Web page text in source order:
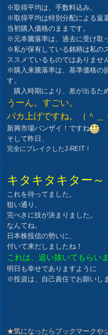
※取得平均は、手数料込み。
※取得平均は特別分配による返
当初購入価格のままです。
※元本騰落率は、過去に受け取
※私が保有している銘柄は私の
ススメているものではありませ
※購入来騰落率は、基準価格の
す。
購入時期により、差が出るた
うーん。すごい。
バカ上げですね。（＾＿
新興市場バンザイ！ですね
そして昨日、
完全にブレイクしたJ-REIT！
キタキタキター～
これを待ってました。
狙い通り、
完ぺきに技が決まりました。
なんてね。
日本株投信の勢いに、
付いて来だしましたね！
これは、追い抜いてもらい
明日も幸せでありますように
※投資は、自己責任でお願いし
★気になったらブックマークや